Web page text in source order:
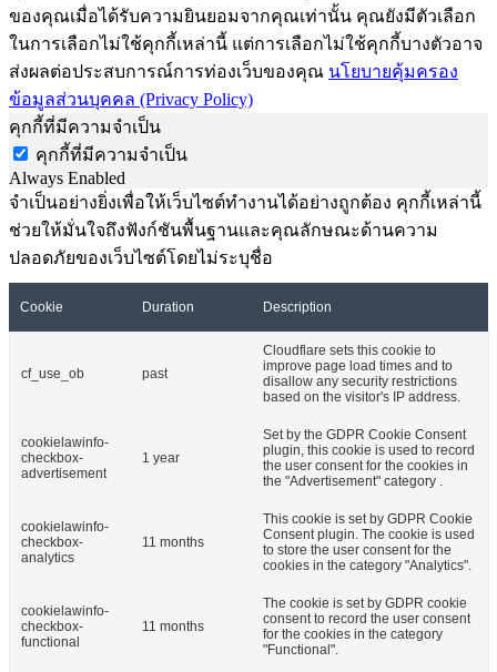
ของคุณเมื่อได้รับความยินยอมจากคุณเท่านั้น คุณยังมีตัวเลือก
ในการเลือกไม่ใช้คุกกี้เหล่านี้ แต่การเลือกไม่ใช้คุกกี้บางตัวอาจ
ส่งผลต่อประสบการณ์การท่องเว็บของคุณ นโยบายคุ้มครอง
ข้อมูลส่วนบุคคล (Privacy Policy)
คุกกี้ที่มีความจำเป็น
คุกกี้ที่มีความจำเป็น
Always Enabled
จำเป็นอย่างยิ่งเพื่อให้เว็บไซต์ทำงานได้อย่างถูกต้อง คุกกี้เหล่านี้
ช่วยให้มั่นใจถึงฟังก์ชันพื้นฐานและคุณลักษณะด้านความ
ปลอดภัยของเว็บไซต์โดยไม่ระบุชื่อ
Cookie Duration Description
cf_use_ob past
Cloudflare sets this cookie to
improve page load times and to
disallow any security restrictions
based on the visitor's IP address.
cookielawinfo-
checkbox-
advertisement
1 year
Set by the GDPR Cookie Consent
plugin, this cookie is used to record
the user consent for the cookies in
the "Advertisement" category .
cookielawinfo-
checkbox-
analytics
11 months
This cookie is set by GDPR Cookie
Consent plugin. The cookie is used
to store the user consent for the
cookies in the category "Analytics".
cookielawinfo-
checkbox-
functional
11 months
The cookie is set by GDPR cookie
consent to record the user consent
for the cookies in the category
"Functional".